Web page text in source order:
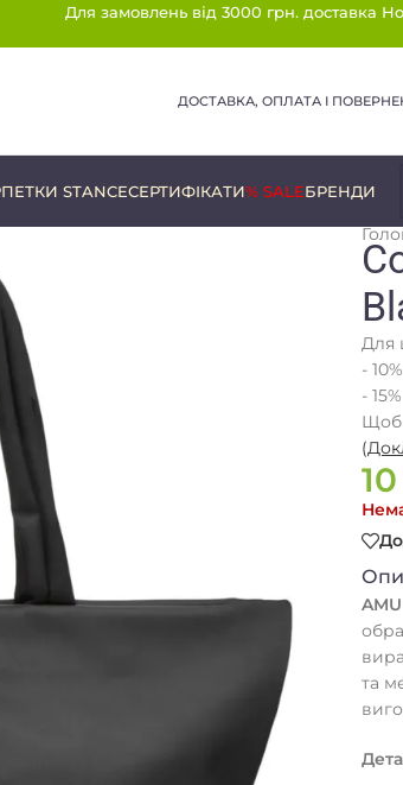
Для замовлень від 3000 грн. доставка
ДОСТАВКА, ОПЛАТА І
STANCEСЕРТИФІКАТИ% SALEБРЕНДИ
Для
-
-
Щоб
(
AMU
та